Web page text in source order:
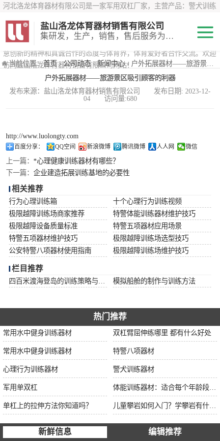
河北洛龙体育器材有限公司是一家军用双杠厂家，主营产品：警犬训练
*训练器材、400米障碍器材、军用单杠、军用双杠、军犬训练器材等训
练器材，咨询攀岩墙价格？在线咨询客服，公司以顾客至上的原则，锐
意创新的精神和真诚合作的态度与体育界，体育爱好者合作交流。欢迎
访问盐山洛龙体育器材销售有限公司网站！
盐山洛龙体育器材销售有限公司
集研发，生产，销售，售后服务为一体
当前位置：首页›公司动态›新闻中心› 户外拓展器材——旅游景区吸引顾客的利器
户外拓展器材——旅游景区吸引顾客的利器
发布来源：盐山洛龙体育器材销售有限公司 发布日期: 2023-12-
04 访问量:680
http://www.luolongty.com
百度分享： QQ空间 新浪微博 腾讯微博 人人网 微信
上一篇： *心理健康训练器材有哪些？
下一篇： 企业建造拓展训练基地的必要性
相关推荐
行为心理训练箱
十个心理行为训练视频
极限越障训练场商家推荐
特警体能训练器材维护技巧
极限越障设备质量标准
特警五项器材应用场景
特警五项器材维护技巧
极限越障训练场选型技巧
公安特警八项器材使用指南
极限越障训练场维护技巧
栏目推荐
模拟船舱的制作与训练方法
热门推荐
常用水中健身训练器材 双杠臂屈伸练哪里 都有什么好处
常用水中健身训练器材 特警八项器材
心理行为训练器材 警犬训练器材
军用单双杠
单杠上的拉伸方法你知道吗？
新鲜信息 编辑推荐
200米障碍器材
心理行为训练器
警犬训练器材
军用单双杠
400米障碍器材